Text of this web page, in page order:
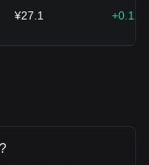
¥27.1